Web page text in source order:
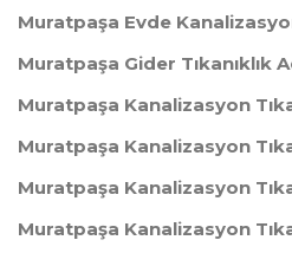
Muratpaşa Evde Kanalizasyon
Muratpaşa Gider Tıkanıklık
Muratpaşa Kanalizasyon
Muratpaşa Kanalizasyon
Muratpaşa Kanalizasyon
Muratpaşa Kanalizasyon